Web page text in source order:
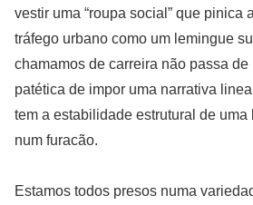
vestir uma “roupa social” que pinica
tráfego urbano como um lemingue
chamamos de carreira não passa de
patética de impor uma narrativa
tem a estabilidade estrutural de uma
num furacão.
Estamos todos presos numa